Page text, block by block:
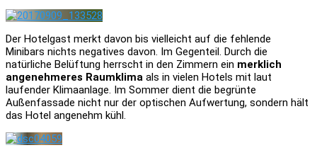
Der Hotelgast merkt davon bis vielleicht auf die fehlende
Minibars nichts negatives davon. Im Gegenteil. Durch die
natürliche Belüftung herrscht in den Zimmern ein merklich
angenehmeres Raumklima als in vielen Hotels mit laut
laufender Klimaanlage. Im Sommer dient die begrünte
Außenfassade nicht nur der optischen Aufwertung, sondern hält
das Hotel angenehm kühl.